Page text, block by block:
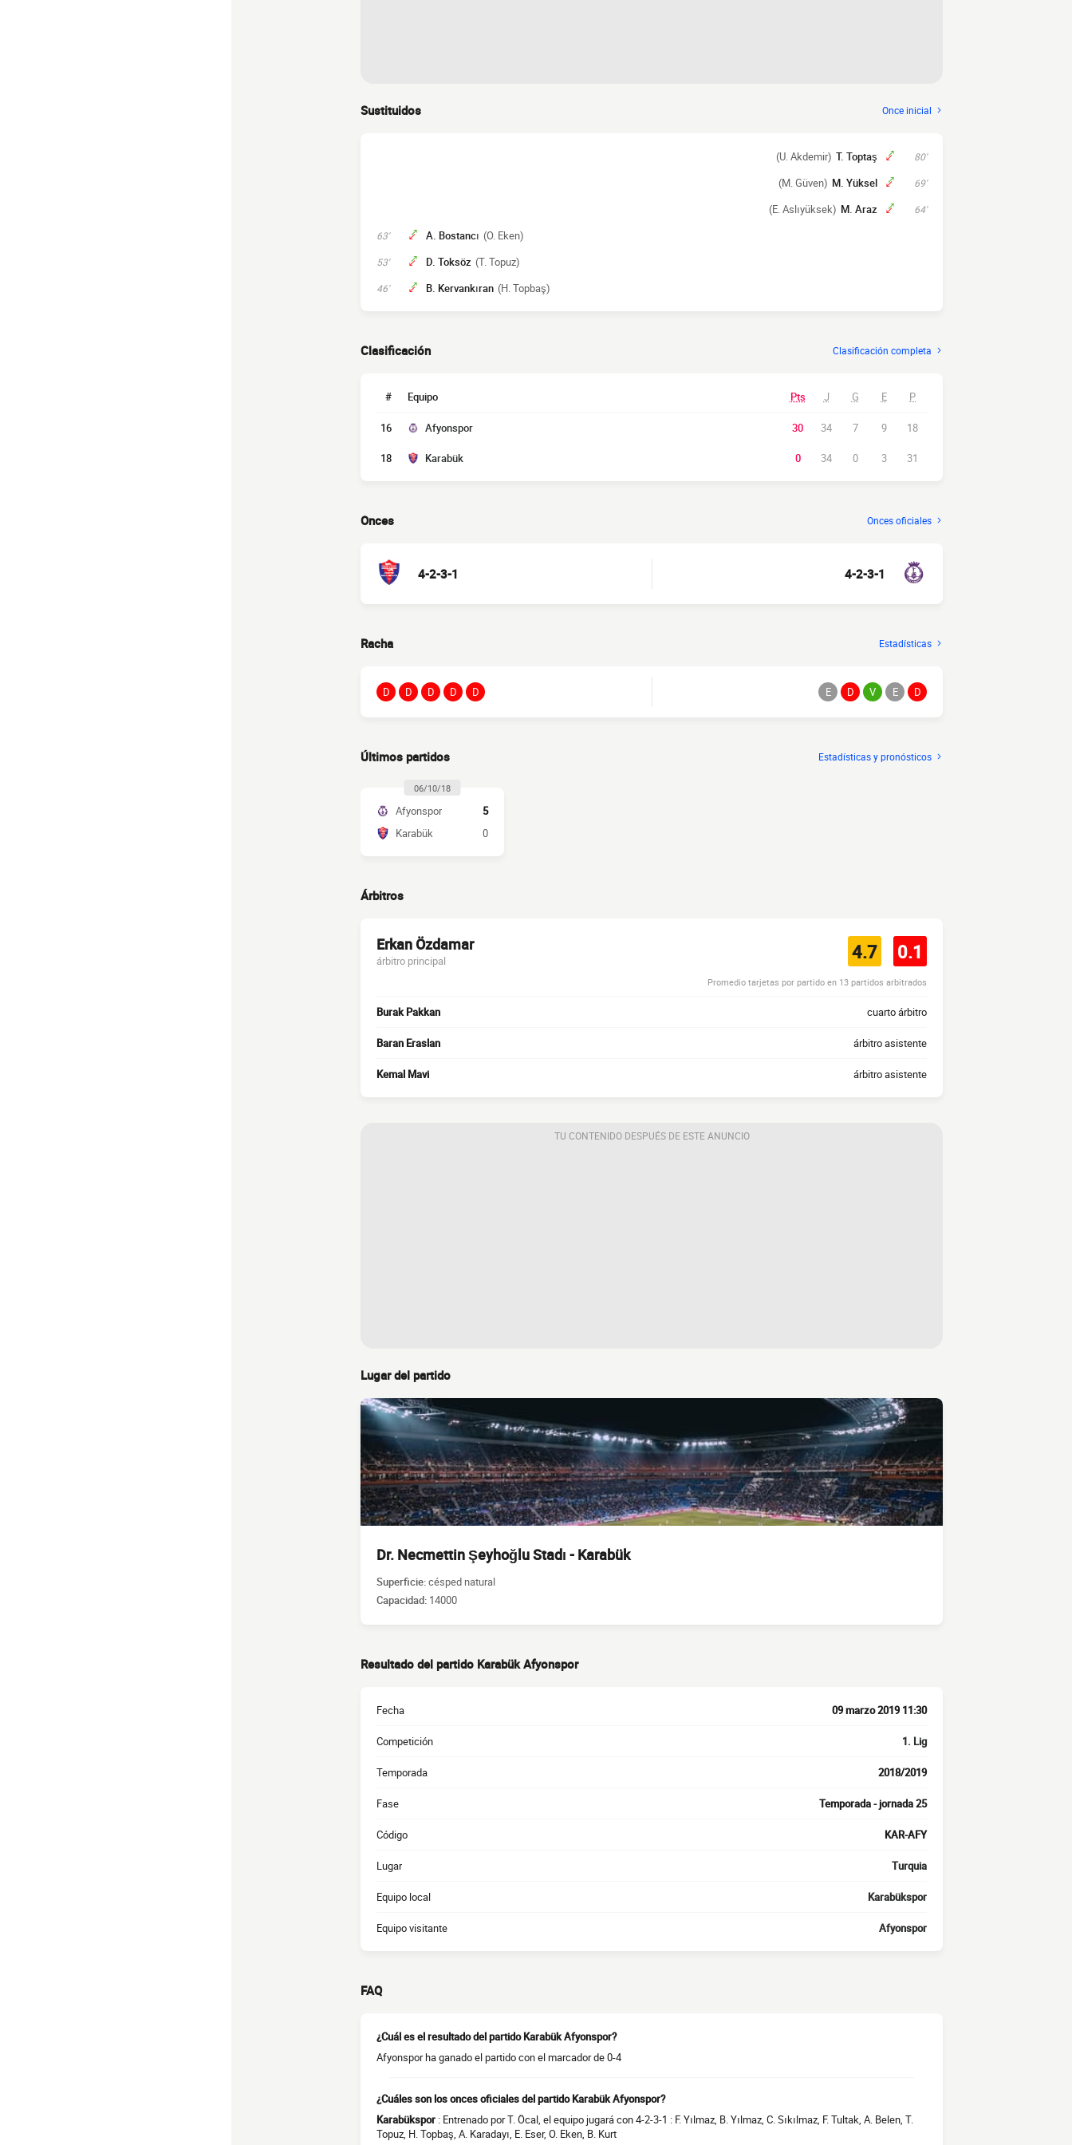
Sustituidos Once inicial
80'
T. Toptaş
(U. Akdemir)
69'
M. Yüksel
(M. Güven)
64'
M. Araz
(E. Aslıyüksek)
63' A. Bostancı (O. Eken)
53' D. Toksöz (T. Topuz)
46' B. Kervankıran (H. Topbaş)
Clasificación Clasificación completa
# Equipo Pts J G E P
16 Afyonspor 30 34 7 9 18
18 Karabük 0 34 0 3 31
Onces Onces oficiales
4-2-3-1 4-2-3-1
Racha Estadísticas
D D D D D E D V E D
Últimos partidos Estadísticas y pronósticos
06/10/18
Afyonspor
5
Karabük
0
Árbitros
Erkan Özdamar
árbitro principal 4.7 0.1
Promedio tarjetas por partido en 13 partidos arbitrados
Burak Pakkan cuarto árbitro
Baran Eraslan árbitro asistente
Kemal Mavi árbitro asistente
TU CONTENIDO DESPUÉS DE ESTE ANUNCIO
Lugar del partido
Dr. Necmettin Şeyhoğlu Stadı - Karabük
Superficie:césped natural
Capacidad: 14000
Resultado del partido Karabük Afyonspor
Fecha 09 marzo 2019 11:30
Competición 1. Lig
Temporada 2018/2019
Fase Temporada - jornada 25
Código KAR-AFY
Lugar Turquia
Equipo local Karabükspor
Equipo visitante Afyonspor
FAQ
¿Cuál es el resultado del partido Karabük Afyonspor?
Afyonspor ha ganado el partido con el marcador de 0-4
¿Cuáles son los onces oficiales del partido Karabük Afyonspor?
Karabükspor : Entrenado por T. Öcal, el equipo jugará con 4-2-3-1 : F. Yılmaz, B. Yılmaz, C. Sıkılmaz, F. Tultak, A. Belen, T.
Topuz, H. Topbaş, A. Karadayı, E. Eser, O. Eken, B. Kurt